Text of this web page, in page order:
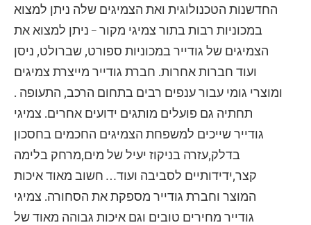
החדשנות הטכנולוגית ואת הצמיגים שלה ניתן למצוא
במכוניות רבות בתור צמיגי מקור – ניתן למצוא את
הצמיגים של גודייר במכוניות ספורט, שברולט, ניסן
ועוד חברות אחרות. חברת גודייר מייצרת צמיגים
ומוצרי גומי עבור ענפים רבים בתחום הרכב, התעופה .
תחתיה גם פועלים מותגים ידועים אחרים. צמיגי
גודייר שייכים למשפחת הצמיגים החכמים בחסכון
בדלק,עזרה בניקוז יעיל של מים,מרחק בלימה
קצר,ידידותיים לסביבה ועוד… חשוב מאוד איכות
המוצר וחברת גודייר מספקת את הסחורה. צמיגי
גודייר מחירים טובים וגם איכות גבוהה מאוד של